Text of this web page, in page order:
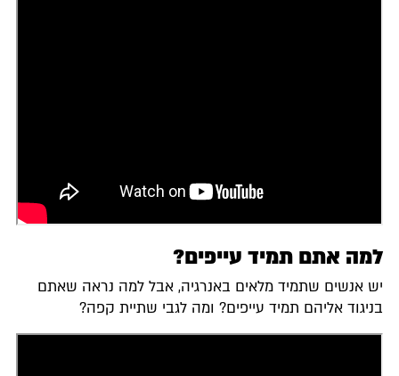
למה אתם תמיד עייפים?
יש אנשים שתמיד מלאים באנרגיה, אבל למה נראה שאתם
בניגוד אליהם תמיד עייפים? ומה לגבי שתיית קפה?